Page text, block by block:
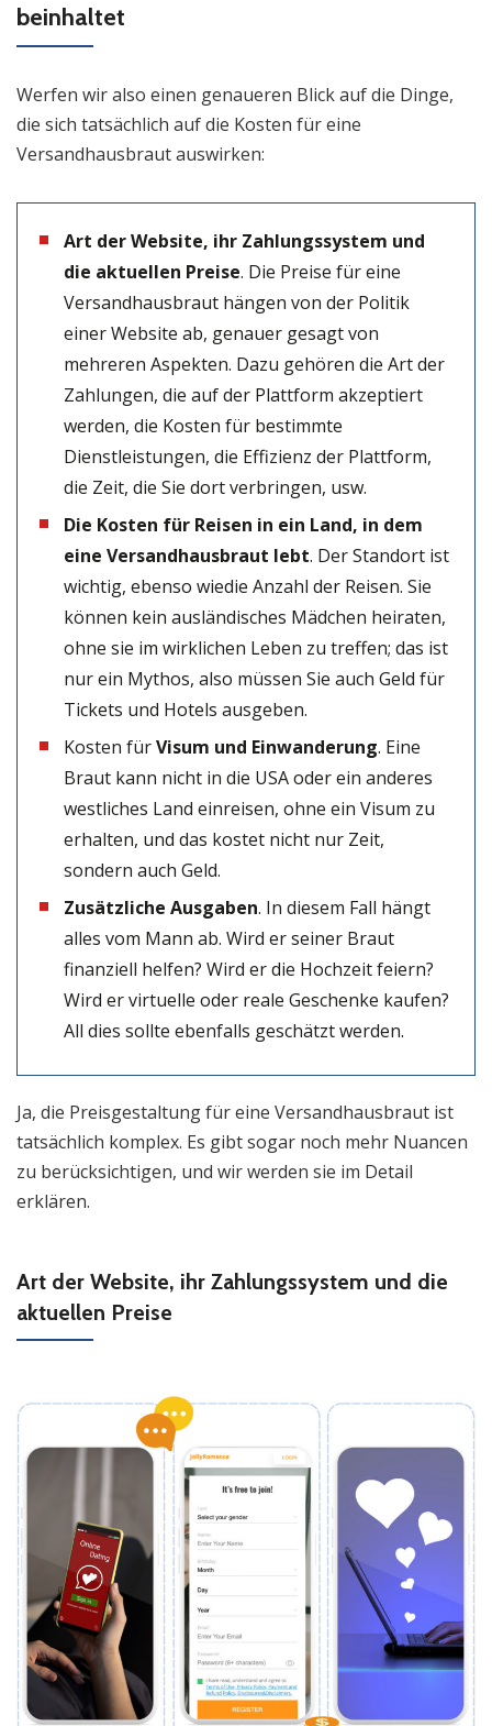
beinhaltet
Werfen wir also einen genaueren Blick auf die Dinge,
die sich tatsächlich auf die Kosten für eine
Versandhausbraut auswirken:
Art der Website, ihr Zahlungssystem und
die aktuellen Preise. Die Preise für eine
Versandhausbraut hängen von der Politik
einer Website ab, genauer gesagt von
mehreren Aspekten. Dazu gehören die Art der
Zahlungen, die auf der Plattform akzeptiert
werden, die Kosten für bestimmte
Dienstleistungen, die Effizienz der Plattform,
die Zeit, die Sie dort verbringen, usw.
Die Kosten für Reisen in ein Land, in dem
eine Versandhausbraut lebt. Der Standort ist
wichtig, ebenso wiedie Anzahl der Reisen. Sie
können kein ausländisches Mädchen heiraten,
ohne sie im wirklichen Leben zu treffen; das ist
nur ein Mythos, also müssen Sie auch Geld für
Tickets und Hotels ausgeben.
Kosten fürVisum und Einwanderung. Eine
Braut kann nicht in die USA oder ein anderes
westliches Land einreisen, ohne ein Visum zu
erhalten, und das kostet nicht nur Zeit,
sondern auch Geld.
Zusätzliche Ausgaben. In diesem Fall hängt
alles vom Mann ab. Wird er seiner Braut
finanziell helfen? Wird er die Hochzeit feiern?
Wird er virtuelle oder reale Geschenke kaufen?
All dies sollte ebenfalls geschätzt werden.
Ja, die Preisgestaltung für eine Versandhausbraut ist
tatsächlich komplex. Es gibt sogar noch mehr Nuancen
zu berücksichtigen, und wir werden sie im Detail
erklären.
Art der Website, ihr Zahlungssystem und die
aktuellen Preise